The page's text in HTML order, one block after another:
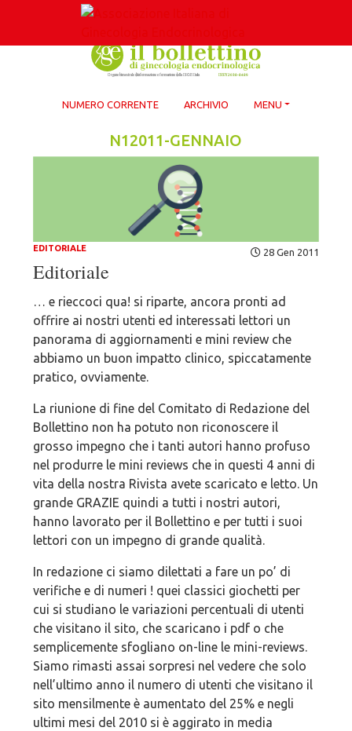
NUMERO CORRENTE ARCHIVIO MENU
N12011-GENNAIO
EDITORIALE 28 Gen 2011
Editoriale
… e rieccoci qua! si riparte, ancora pronti ad
offrire ai nostri utenti ed interessati lettori un
panorama di aggiornamenti e mini review che
abbiamo un buon impatto clinico, spiccatamente
pratico, ovviamente.
La riunione di fine del Comitato di Redazione del
Bollettino non ha potuto non riconoscere il
grosso impegno che i tanti autori hanno profuso
nel produrre le mini reviews che in questi 4 anni di
vita della nostra Rivista avete scaricato e letto. Un
grande GRAZIE quindi a tutti i nostri autori,
hanno lavorato per il Bollettino e per tutti i suoi
lettori con un impegno di grande qualità.
In redazione ci siamo dilettati a fare un po’ di
verifiche e di numeri ! quei classici giochetti per
cui si studiano le variazioni percentuali di utenti
che visitano il sito, che scaricano i pdf o che
semplicemente sfogliano on-line le mini-reviews.
Siamo rimasti assai sorpresi nel vedere che solo
nell’ultimo anno il numero di utenti che visitano il
sito mensilmente è aumentato del 25% e negli
ultimi mesi del 2010 si è aggirato in media